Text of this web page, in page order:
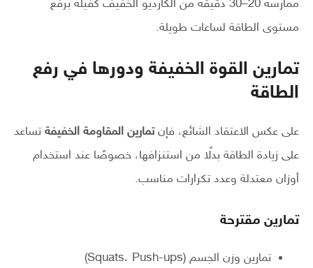
ممارسة 20–30 دقيقة من الكارديو الخفيف كفيلة برفع
مستوى الطاقة لساعات طويلة.
تمارين القوة الخفيفة ودورها في رفع
الطاقة
على عكس الاعتقاد الشائع، فإنتمارين المقاومة الخفيفة تساعد
على زيادة الطاقة بدلًا من استنزافها، خصوصًا عند استخدام
أوزان معتدلة وعدد تكرارات مناسب.
تمارين مقترحة
تمارين وزن الجسم (Squats، Push-ups)